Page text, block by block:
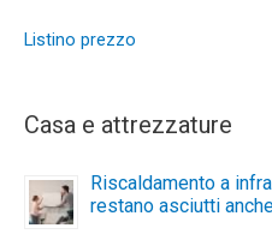
Listino prezzo
Casa e attrezzature
Riscaldamento a
restano asciutti